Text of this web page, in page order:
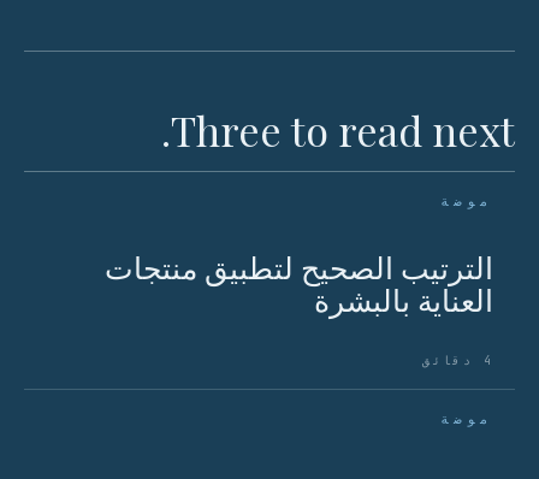
Three to read next.
موضة
الترتيب الصحيح لتطبيق منتجات
العناية بالبشرة
4 دقائق
موضة